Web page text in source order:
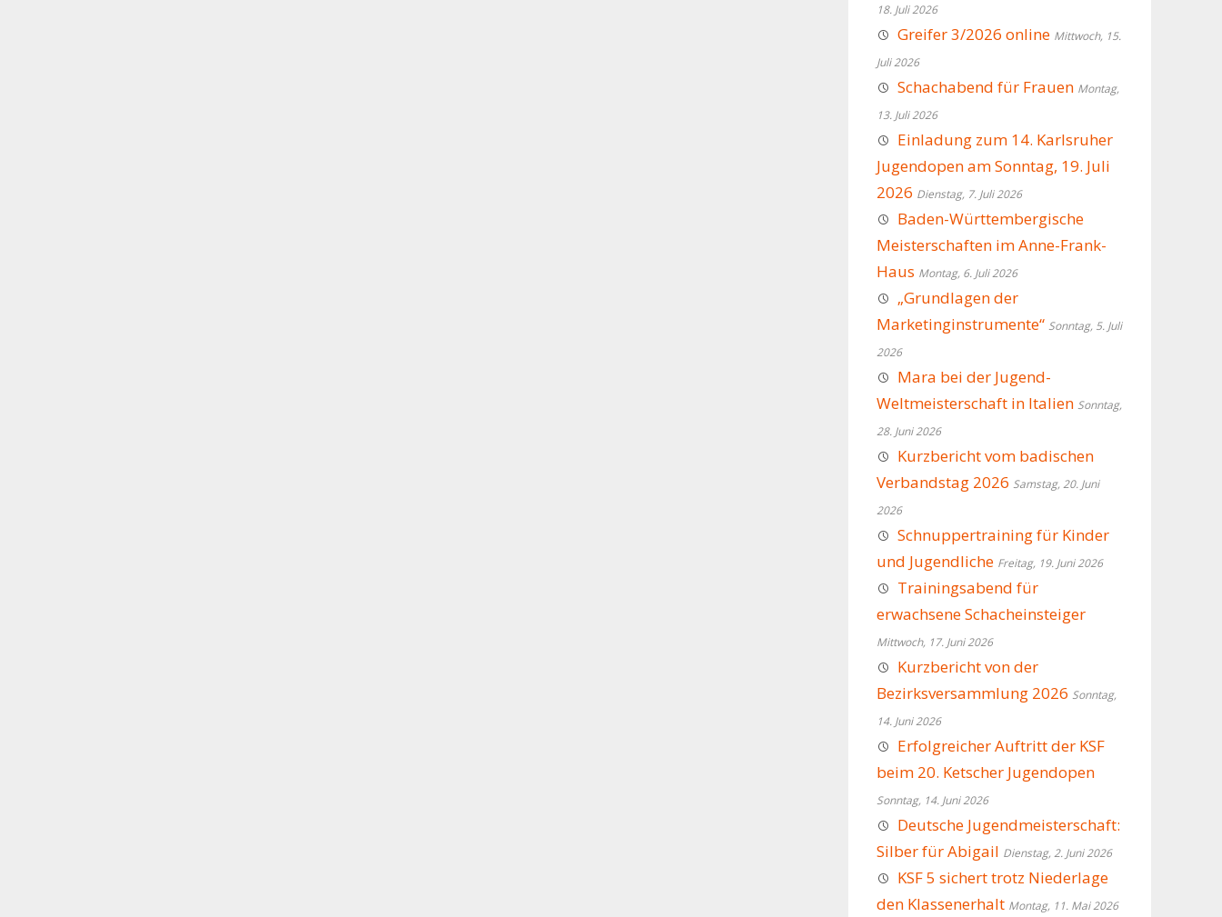
18. Juli 2026
Greifer 3/2026 online Mittwoch, 15.
Juli 2026
Schachabend für Frauen Montag,
13. Juli 2026
Einladung zum 14. Karlsruher
Jugendopen am Sonntag, 19. Juli
2026 Dienstag, 7. Juli 2026
Baden-Württembergische
Meisterschaften im Anne-Frank-
Haus Montag, 6. Juli 2026
„Grundlagen der
Marketinginstrumente“ Sonntag, 5. Juli
2026
Mara bei der Jugend-
Weltmeisterschaft in Italien Sonntag,
28. Juni 2026
Kurzbericht vom badischen
Verbandstag 2026 Samstag, 20. Juni
2026
Schnuppertraining für Kinder
und Jugendliche Freitag, 19. Juni 2026
Trainingsabend für
erwachsene Schacheinsteiger
Mittwoch, 17. Juni 2026
Kurzbericht von der
Bezirksversammlung 2026 Sonntag,
14. Juni 2026
Erfolgreicher Auftritt der KSF
beim 20. Ketscher Jugendopen
Sonntag, 14. Juni 2026
Deutsche Jugendmeisterschaft:
Silber für Abigail Dienstag, 2. Juni 2026
KSF 5 sichert trotz Niederlage
den Klassenerhalt Montag, 11. Mai 2026